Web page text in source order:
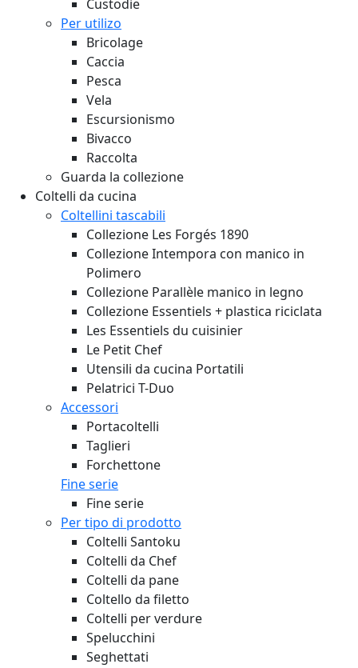
Custodie
Per utilizo
Bricolage
Caccia
Pesca
Vela
Escursionismo
Bivacco
Raccolta
Guarda la collezione
Coltelli da cucina
Coltellini tascabili
Collezione Les Forgés 1890
Collezione Intempora con manico in
Polimero
Collezione Parallèle manico in legno
Collezione Essentiels + plastica riciclata
Les Essentiels du cuisinier
Le Petit Chef
Utensili da cucina Portatili
Pelatrici T-Duo
Accessori
Portacoltelli
Taglieri
Forchettone
Fine serie
Fine serie
Per tipo di prodotto
Coltelli Santoku
Coltelli da Chef
Coltelli da pane
Coltello da filetto
Coltelli per verdure
Spelucchini
Seghettati